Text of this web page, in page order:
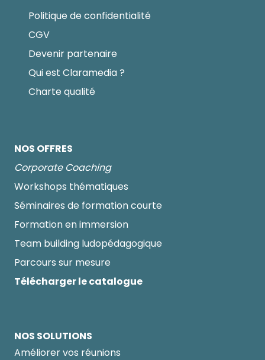
Politique de confidentialité
CGV
Devenir partenaire
Qui est Claramedia ?
Charte qualité
NOS OFFRES
Corporate Coaching
Workshops thématiques
Séminaires de formation courte
Formation en immersion
Team building ludopédagogique
Parcours sur mesure
Télécharger le catalogue
NOS SOLUTIONS
Améliorer vos réunions